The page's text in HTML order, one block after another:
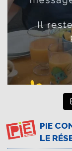
PIE
LE